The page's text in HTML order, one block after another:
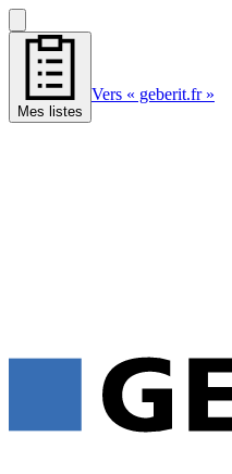
Mes listes
Vers « geberit.fr »